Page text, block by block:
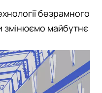
безрамного
змінюємо майбутнє